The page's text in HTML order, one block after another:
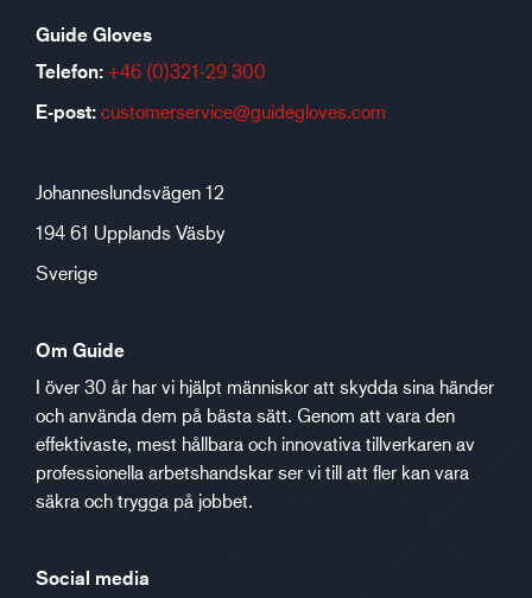
Guide Gloves
Telefon: +46 (0)321-29 300
E-post: customerservice@guidegloves.com
Johanneslundsvägen 12
194 61 Upplands Väsby
Sverige
Om Guide
I över 30 år har vi hjälpt människor att skydda sina händer
och använda dem på bästa sätt. Genom att vara den
effektivaste, mest hållbara och innovativa tillverkaren av
professionella arbetshandskar ser vi till att fler kan vara
säkra och trygga på jobbet.
Social media